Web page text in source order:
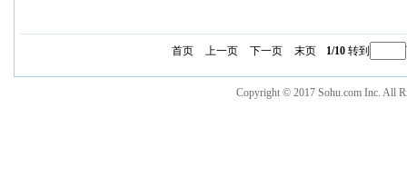
首页 上一页 下一页 末页 1/10转到
Copyright © 2017 Sohu.com Inc. All